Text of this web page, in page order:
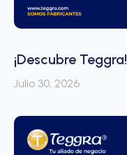
¡Descubre Teggra!
Julio 30, 2026